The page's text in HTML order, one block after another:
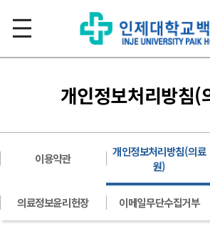
개인정보처리방침(
이용약관
개인정보처리방침(의료
원)
의료정보윤리헌장 이메일무단수집거부